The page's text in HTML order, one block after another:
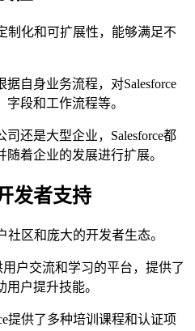
制化和可扩展性，能够满足不
据自身业务流程，对Salesforce
段和工作流程等。
司还是大型企业，Salesforce都
着企业的发展进行扩展。
发者支持
社区和庞大的开发者生态。
户交流和学习的平台，提供了
户提升技能。
提供了多种培训课程和认证项